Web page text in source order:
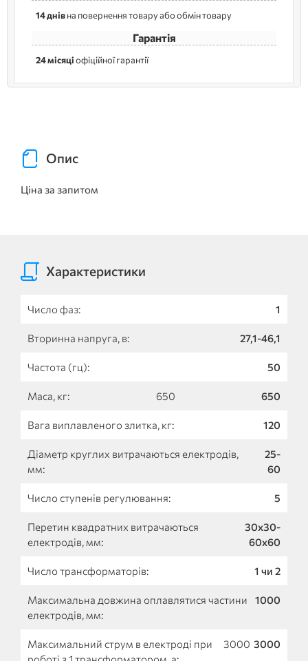
14 днівна повернення товару або обмін товару
Гарантія
24 місяціофіційної гарантії
Опис
Ціна за запитом
Характеристики
Число фаз: 1
Вторинна напруга, в: 27,1-46,1
Частота (гц): 50
Маса, кг: 650 650
Вага виплавленого злитка, кг: 120
Діаметр круглих витрачаються електродів,
мм:
25-
60
Число ступенів регулювання: 5
Перетин квадратних витрачаються
електродів, мм:
30х30-
60х60
Число трансформаторів: 1 чи 2
Максимальна довжина оплавлятися частини
електродів, мм:
1000
Максимальний струм в електроді при
3000 3000